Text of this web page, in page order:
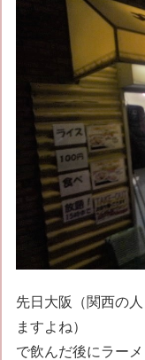
先日大阪（関西の
ますよね）
で飲んだ後にラー